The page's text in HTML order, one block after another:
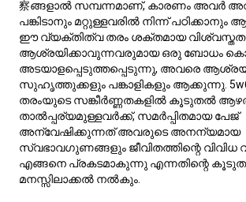
കഥകളിൽ സമുചിതമായ സങ്കീർണ്ണതയുടെ
പാളി സംഭാവന ചെയ്യുന്നു, അവരുടെ
സ്വഭാവം അവരുടെ വഴികളെ എങ്ങനെ
ചിത്രീകരിക്കുന്നു.
5w6 ദുരൂഹത:
അകന്ന് വളരെ
സൂക്ഷ്മം
ടൈപ്പ് 5w6 കളെ സാധാരണയായി
വളരെ സൂക്ഷ്മമായാൽ എന്ന്
അവര് ബുദ്ധിമതിയായ അന്വേഷണങ്ങളും,